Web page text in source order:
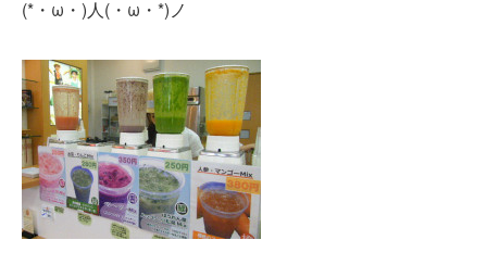
(*・ω・)人(・ω・*)ノ